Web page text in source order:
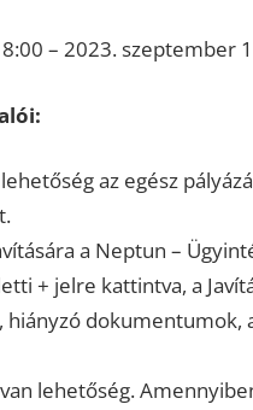
– 2023. szeptember
az egész
a Neptun –
+ jelre kattintva, a
dokumentumok,
lehetőség.